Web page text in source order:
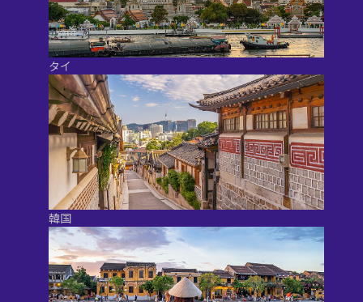
タイ
韓国